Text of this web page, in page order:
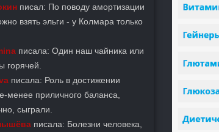
писал: По поводу амортизации
взять эльги - у Колмара только
писала: Один наш чайника или
горячей.
писала: Роль в достижении
менее приличного баланса,
сыграли.
писала: Болезни человека,